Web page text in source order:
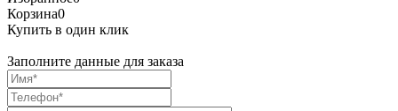
Корзина0
Купить в один клик
Заполните данные для заказа